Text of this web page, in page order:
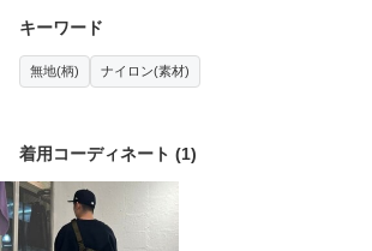
キーワード
無地(柄) ナイロン(素材)
着用コーディネート (1)